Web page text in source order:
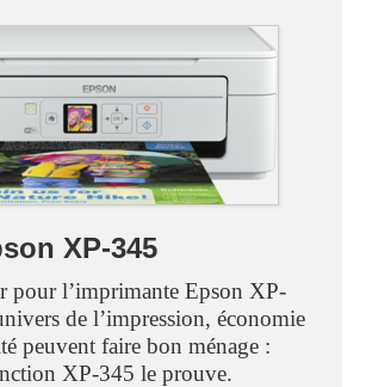
XP-345
pour l’imprimante Epson XP-
de l’impression, économie
peuvent faire bon ménage :
XP-345 le prouve.